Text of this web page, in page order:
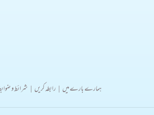
ہمارے بارے میں | رابطہ کریں | شرائط و